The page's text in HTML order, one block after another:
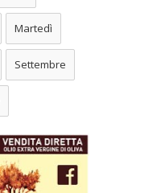
Martedì
Settembre